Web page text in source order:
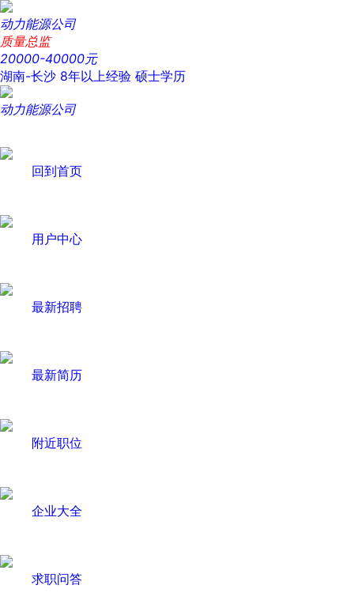
动力能源公司
质量总监
20000-40000元
湖南-长沙 8年以上经验 硕士学历
动力能源公司
回到首页
用户中心
最新招聘
最新简历
附近职位
企业大全
求职问答